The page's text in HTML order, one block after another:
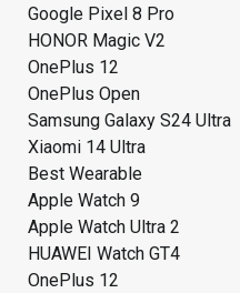
Google Pixel 8 Pro
HONOR Magic V2
OnePlus 12
OnePlus Open
Samsung Galaxy S24 Ultra
Xiaomi 14 Ultra
Best Wearable
Apple Watch 9
Apple Watch Ultra 2
HUAWEI Watch GT4
OnePlus 12